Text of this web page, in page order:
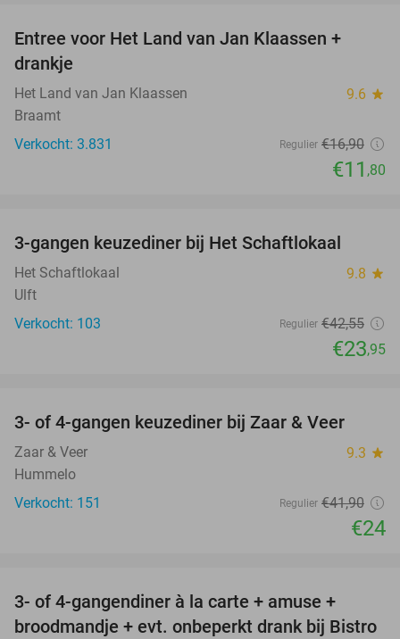
Entree voor Het Land van Jan Klaassen +
drankje
Het Land van Jan Klaassen 9.6 star
Braamt
Verkocht: 3.831
Regulier €16,90
€11 ,80
3-gangen keuzediner bij Het Schaftlokaal
Het Schaftlokaal 9.8 star
Ulft
Verkocht: 103
Regulier €42,55
€23,95
3- of 4-gangen keuzediner bij Zaar & Veer
Zaar & Veer 9.3 star
Hummelo
Verkocht: 151
Regulier €41,90
€24
3- of 4-gangendiner à la carte + amuse +
broodmandje + evt. onbeperkt drank bij Bistro